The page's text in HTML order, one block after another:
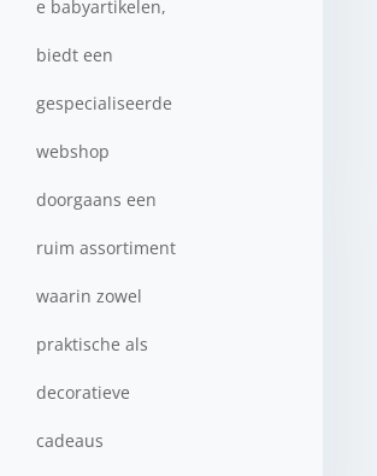
e babyartikelen,
biedt een
gespecialiseerde
webshop
doorgaans een
ruim assortiment
waarin zowel
praktische als
decoratieve
cadeaus